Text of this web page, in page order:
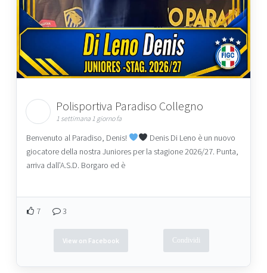
Polisportiva Paradiso Collegno
1 settimana 1 giorno fa
Benvenuto al Paradiso, Denis!
Denis Di Leno è un nuovo
giocatore della nostra Juniores per la stagione 2026/27. Punta,
arriva dall’A.S.D. Borgaro ed è
7 3
View on Facebook Condividi